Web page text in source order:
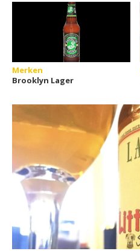
Merken
Brooklyn Lager